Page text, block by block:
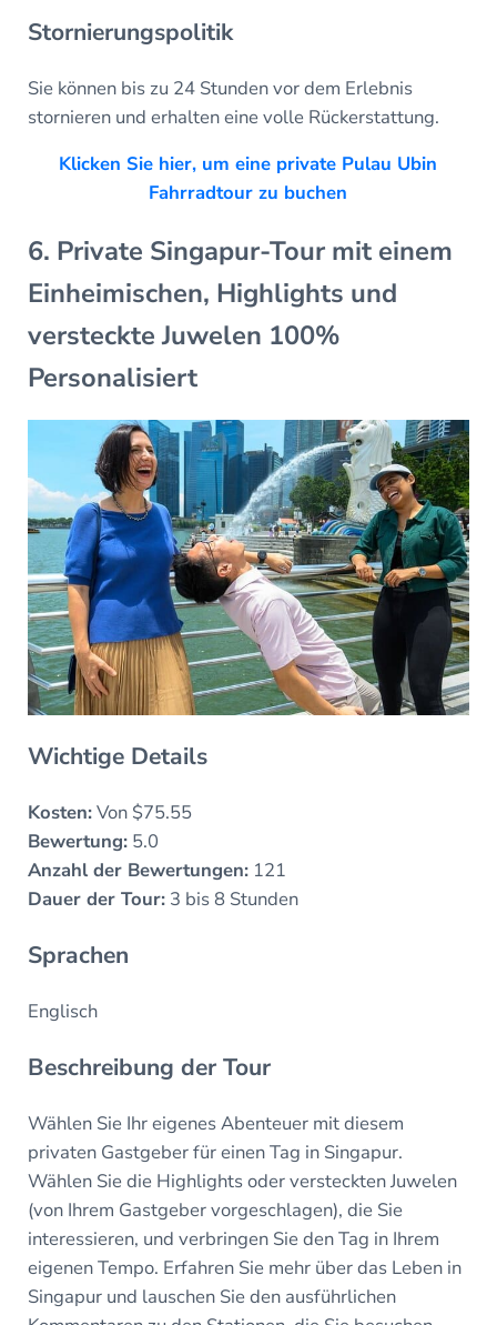
Stornierungspolitik
Sie können bis zu 24 Stunden vor dem Erlebnis
stornieren und erhalten eine volle Rückerstattung.
Klicken Sie hier, um eine private Pulau Ubin
Fahrradtour zu buchen
6. Private Singapur-Tour mit einem
Einheimischen, Highlights und
versteckte Juwelen 100%
Personalisiert
Wichtige Details
Kosten:Von $75.55
Bewertung:5.0
Anzahl der Bewertungen:121
Dauer der Tour:3 bis 8 Stunden
Sprachen
Englisch
Beschreibung der Tour
Wählen Sie Ihr eigenes Abenteuer mit diesem
privaten Gastgeber für einen Tag in Singapur.
Wählen Sie die Highlights oder versteckten Juwelen
(von Ihrem Gastgeber vorgeschlagen), die Sie
interessieren, und verbringen Sie den Tag in Ihrem
eigenen Tempo. Erfahren Sie mehr über das Leben in
Singapur und lauschen Sie den ausführlichen